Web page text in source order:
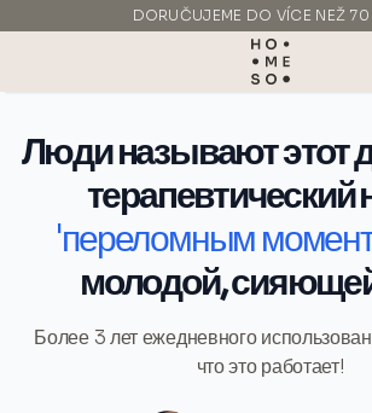
DORUČUJEME DO VÍCE NEŽ 70
VYROBENO V ITÁLII
Люди называют этот
терапевтический
'переломным
молодой,
Более 3 лет ежедневного
что это работает!